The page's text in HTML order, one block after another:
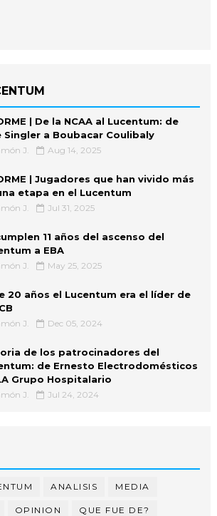
| De la NCAA al Lucentum: de
Singler a Boubacar Coulibaly
J. Aug 14, 2025
| Jugadores que han vivido más
etapa en el Lucentum
J. Jul 31, 2025
11 años del ascenso del
a EBA
J. May 25, 2025
20 años el Lucentum era el líder de
J. Dec 05, 2024
de los patrocinadores del
de Ernesto Electrodomésticos
Grupo Hospitalario
J. Jul 24, 2024
ANALISIS MEDIA
OPINION QUE FUE DE?